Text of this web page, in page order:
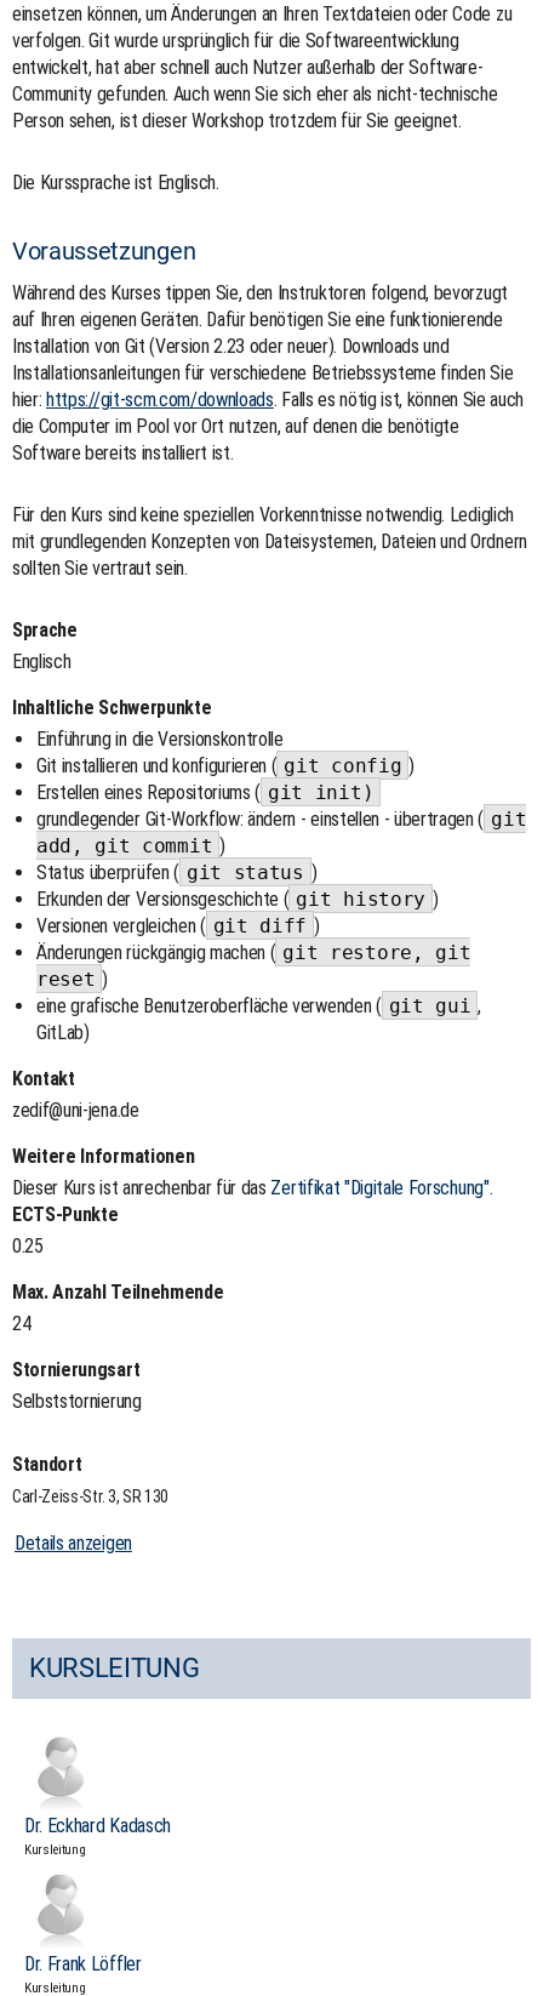
einsetzen können, um Änderungen an Ihren Textdateien oder Code zu
verfolgen. Git wurde ursprünglich für die Softwareentwicklung
entwickelt, hat aber schnell auch Nutzer außerhalb der Software-
Community gefunden. Auch wenn Sie sich eher als nicht-technische
Person sehen, ist dieser Workshop trotzdem für Sie geeignet.
Die Kurssprache ist Englisch.
Voraussetzungen
Während des Kurses tippen Sie, den Instruktoren folgend, bevorzugt
auf Ihren eigenen Geräten. Dafür benötigen Sie eine funktionierende
Installation von Git (Version 2.23 oder neuer). Downloads und
Installationsanleitungen für verschiedene Betriebssysteme finden Sie
hier:https://git-scm.com/downloads. Falls es nötig ist, können Sie auch
die Computer im Pool vor Ort nutzen, auf denen die benötigte
Software bereits installiert ist.
Für den Kurs sind keine speziellen Vorkenntnisse notwendig. Lediglich
mit grundlegenden Konzepten von Dateisystemen, Dateien und Ordnern
sollten Sie vertraut sein.
Sprache
Englisch
Inhaltliche Schwerpunkte
Einführung in die Versionskontrolle
Git installieren und konfigurieren ( git config )
Erstellen eines Repositoriums ( git init)
grundlegender Git-Workflow: ändern - einstellen - übertragen ( git
add, git commit )
Status überprüfen ( git status )
Erkunden der Versionsgeschichte ( git history )
Versionen vergleichen ( git diff )
Änderungen rückgängig machen ( git restore, git
reset )
eine grafische Benutzeroberfläche verwenden ( git gui ,
GitLab)
Kontakt
zedif@uni-jena.de
Weitere Informationen
Dieser Kurs ist anrechenbar für das Zertifikat "Digitale Forschung".
ECTS-Punkte
0.25
Max. Anzahl Teilnehmende
24
Stornierungsart
Selbststornierung
Standort
Carl-Zeiss-Str. 3, SR 130
Details anzeigen
KURSLEITUNG
Dr. Eckhard Kadasch
Kursleitung
Dr. Frank Löffler
Kursleitung